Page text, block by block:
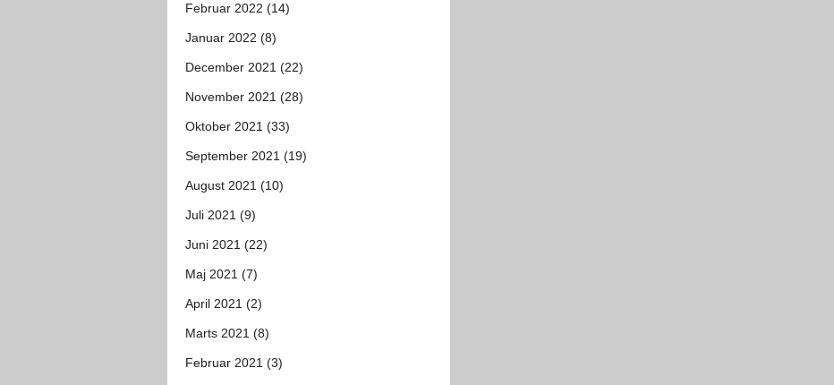
Februar 2022 (14)
Januar 2022 (8)
December 2021 (22)
November 2021 (28)
Oktober 2021 (33)
September 2021 (19)
August 2021 (10)
Juli 2021 (9)
Juni 2021 (22)
Maj 2021 (7)
April 2021 (2)
Marts 2021 (8)
Februar 2021 (3)